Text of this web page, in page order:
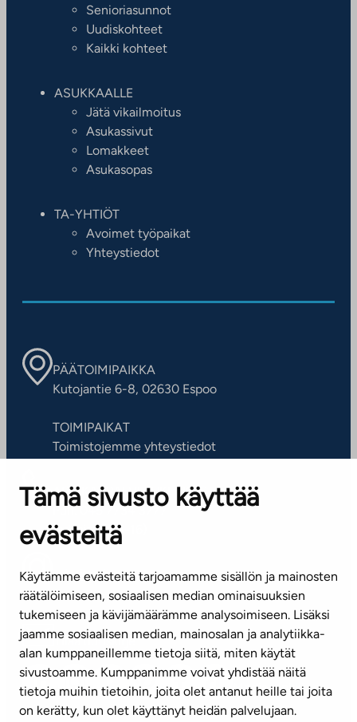
Tämä sivusto käyttää
evästeitä
Käytämme evästeitä tarjoamamme sisällön ja mainosten
räätälöimiseen, sosiaalisen median ominaisuuksien
tukemiseen ja kävijämäärämme analysoimiseen. Lisäksi
jaamme sosiaalisen median, mainosalan ja analytiikka-
alan kumppaneillemme tietoja siitä, miten käytät
sivustoamme. Kumppanimme voivat yhdistää näitä
tietoja muihin tietoihin, joita olet antanut heille tai joita
on kerätty, kun olet käyttänyt heidän palvelujaan.
Senioriasunnot
Uudiskohteet
Kaikki kohteet
ASUKKAALLE
Jätä vikailmoitus
Asukassivut
Lomakkeet
Asukasopas
TA-YHTIÖT
Avoimet työpaikat
Yhteystiedot
PÄÄTOIMIPAIKKA
Kutojantie 6-8, 02630 Espoo
TOIMIPAIKAT
Toimistojemme yhteystiedot
ASIAKASPALVELUKESKUS
Puh. 045 7734 3777
(arkisin klo 8-16)
info@ta.fi
Tilaa uutiskirje
Mediapankki